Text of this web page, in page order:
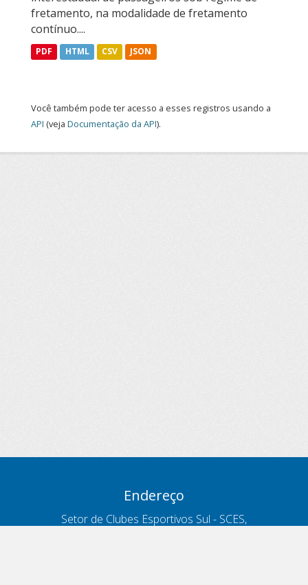
fretamento, na modalidade de fretamento
contínuo....
PDF HTML CSV JSON
Você também pode ter acesso a esses registros usando a
API (veja Documentação da API).
Endereço
Setor de Clubes Esportivos Sul - SCES,